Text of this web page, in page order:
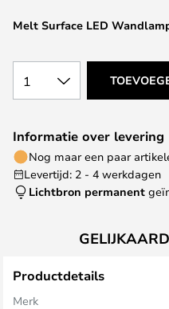
afbeeldingen-
Melt Surface LED
1
Informatie over levering
Nog maar een paar
Levertijd: 2 - 4 werkdagen
Lichtbron permanent
Productdetails
Merk